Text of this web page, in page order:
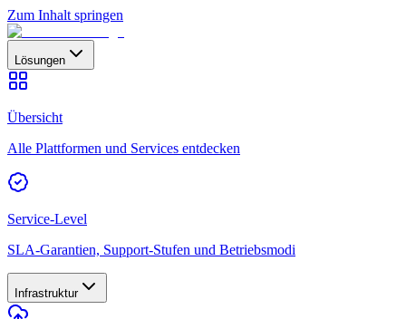
Zum Inhalt springen
Lösungen
Übersicht
Alle Plattformen und Services entdecken
Service-Level
SLA-Garantien, Support-Stufen und Betriebsmodi
Infrastruktur